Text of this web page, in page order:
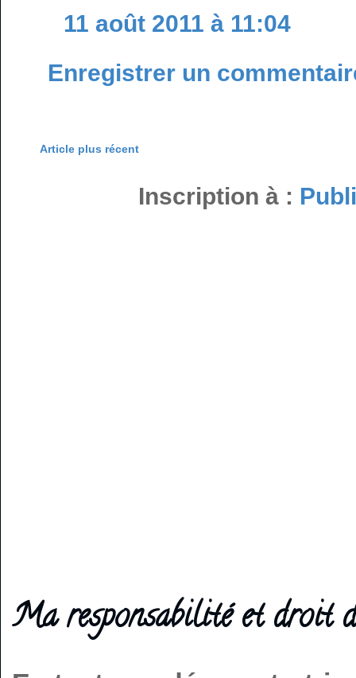
11 août 2011 à 11:04
Enregistrer un
Article plus récent
Inscription à :
Ma responsabilité et droit